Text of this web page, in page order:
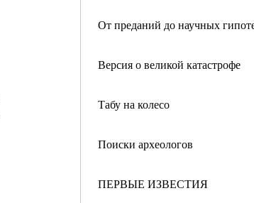
От преданий до научных
Версия о великой катастрофе
Табу на колесо
Поиски археологов
ПЕРВЫЕ ИЗВЕСТИЯ